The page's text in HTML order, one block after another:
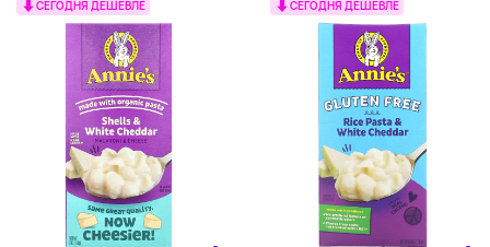
СЕГОДНЯ ДЕШЕВЛЕ СЕГОДНЯ ДЕШЕВЛЕ